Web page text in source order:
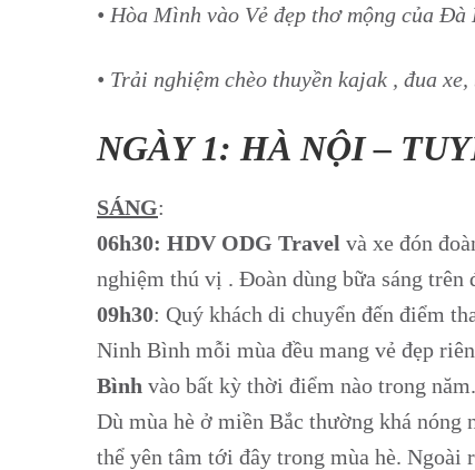
• Hòa Mình vào Vẻ đẹp thơ mộng của
• Trải nghiệm chèo thuyền kajak , đua
NGÀY 1: HÀ NỘI –
SÁNG:
06h30: HDV ODG Travel và xe đón
nghiệm thú vị . Đoàn dùng bữa sáng trên
09h30: Quý khách di chuyển đến điểm
Ninh Bình mỗi mùa đều mang vẻ đẹp
Bình vào bất kỳ thời điểm nào trong
Dù mùa hè ở miền Bắc thường khá nóng
thể yên tâm tới đây trong mùa hè. Ngoài